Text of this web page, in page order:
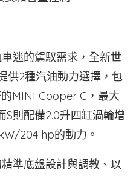
迷的駕馭需求，全新世
供2種汽油動力選擇，包
MINI Cooper C，最大
S則配備2.0升四缸渦輪增
204 hp的動力。
準底盤設計與調教、以